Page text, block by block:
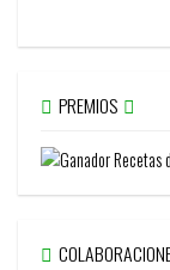
PREMIOS